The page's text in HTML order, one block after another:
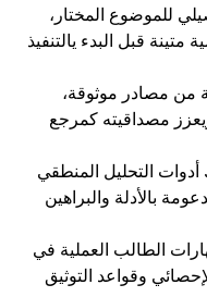
للموضوع المختار،
قبل البدء يالتنفيذ
من مصادر موثوقة،
مصداقيته كمرجع
التحليل المنطقي
بالأدلة والبراهين
الطالب العملية في
وقواعد التوثيق